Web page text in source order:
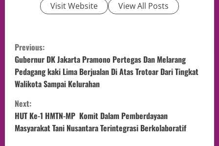
Visit Website View All Posts
Previous:
Gubernur DK Jakarta Pramono Pertegas Dan Melarang
Pedagang kaki Lima Berjualan Di Atas Trotoar Dari Tingkat
Walikota Sampai Kelurahan
Next:
HUT Ke-1 HMTN-MP Komit Dalam Pemberdayaan
Masyarakat Tani Nusantara Terintegrasi Berkolaboratif